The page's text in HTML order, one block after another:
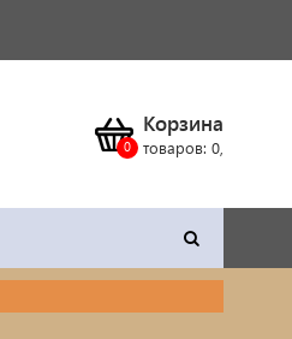
Корзина
товаров: 0,